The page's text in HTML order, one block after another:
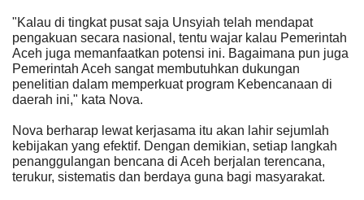
"Kalau di tingkat pusat saja Unsyiah telah mendapat
pengakuan secara nasional, tentu wajar kalau Pemerintah
Aceh juga memanfaatkan potensi ini. Bagaimana pun juga
Pemerintah Aceh sangat membutuhkan dukungan
penelitian dalam memperkuat program Kebencanaan di
daerah ini," kata Nova.
Nova berharap lewat kerjasama itu akan lahir sejumlah
kebijakan yang efektif. Dengan demikian, setiap langkah
penanggulangan bencana di Aceh berjalan terencana,
terukur, sistematis dan berdaya guna bagi masyarakat.